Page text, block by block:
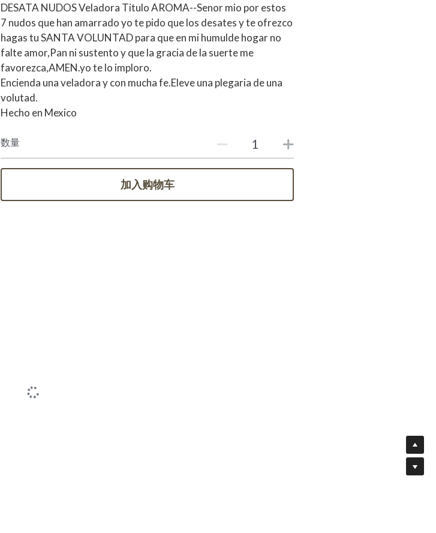
DESATA NUDOS Veladora Titulo AROMA--Senor mio por estos
7 nudos que han amarrado yo te pido que los desates y te ofrezco
hagas tu SANTA VOLUNTAD para que en mi humulde hogar no
falte amor,Pan ni sustento y que la gracia de la suerte me
favorezca,AMEN.yo te lo imploro.
Encienda una veladora y con mucha fe.Eleve una plegaria de una
volutad.
Hecho en Mexico
数量
加入购物车